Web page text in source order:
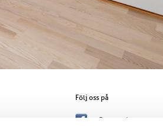
Följ oss på
Facebook